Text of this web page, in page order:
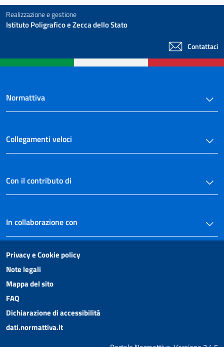
Realizzazione e gestione
Istituto Poligrafico e Zecca dello Stato
Contattaci
Normattiva
Collegamenti veloci
Con il contributo di
In collaborazione con
Privacy e Cookie policy
Note legali
Mappa del sito
FAQ
Dichiarazione di accessibilità
dati.normattiva.it